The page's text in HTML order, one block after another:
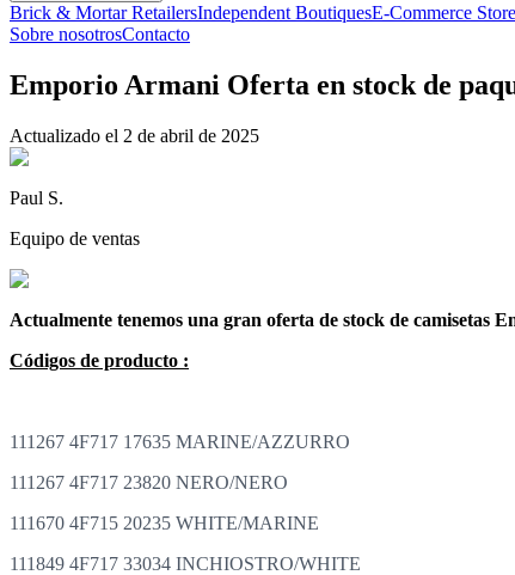
Brick & Mortar RetailersIndependent BoutiquesE-Commerce
Sobre nosotrosContacto
Emporio Armani Oferta en stock de
Actualizado el 2 de abril de 2025
Paul S.
Equipo de ventas
Actualmente tenemos una gran oferta de stock de camisetas
Códigos de producto :
111267 4F717 17635 MARINE/AZZURRO
111267 4F717 23820 NERO/NERO
111670 4F715 20235 WHITE/MARINE
111849 4F717 33034 INCHIOSTRO/WHITE